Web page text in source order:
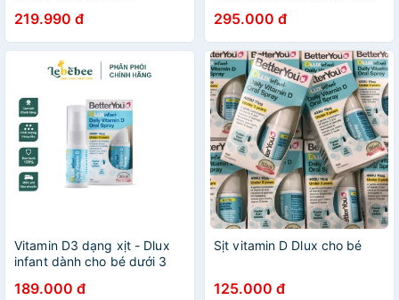
219.990 đ
tuổi (25ml) - Better You
Immune Health
295.000 đ
Vitamin D3 dạng xịt - Dlux
infant dành cho bé dưới 3
189.000 đ
Sịt vitamin D Dlux cho bé
125.000 đ